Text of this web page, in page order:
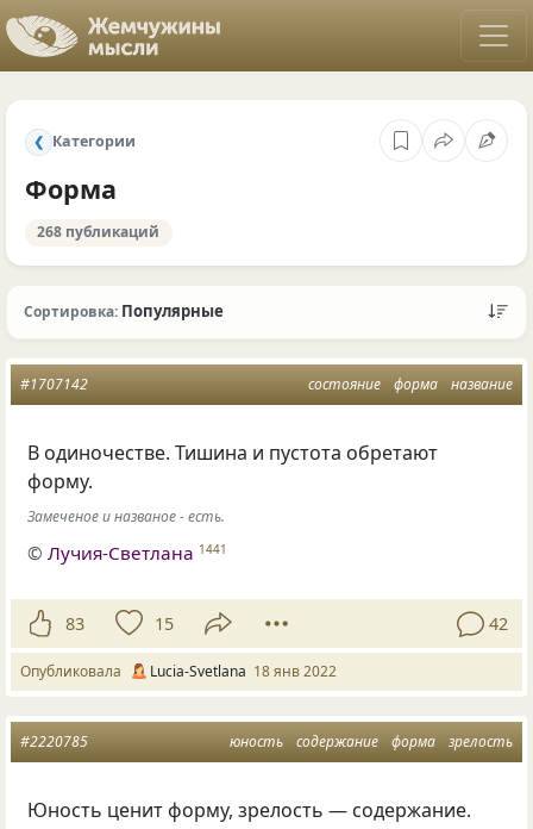
❮ Категории
Форма
268 публикаций
Сортировка: Популярные
состояние форма название
#1707142
В одиночестве. Тишина и пустота обретают
форму.
Замеченое и названое - есть.
©Лучия-Светлана 1441
83 15 42
Опубликовала Lucia-Svetlana 18 янв 2022
юность содержание форма зрелость
#2220785
Юность ценит форму, зрелость — содержание.